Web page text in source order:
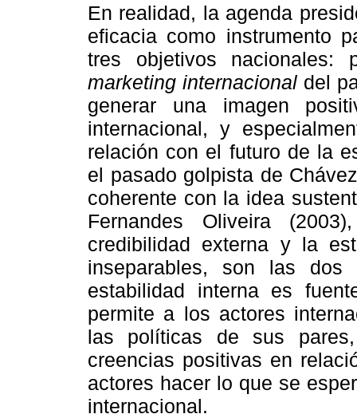
En realidad, la agenda
eficacia como instrumento
tres objetivos nacionales:
marketing internacionaldel
generar una imagen
internacional, y
relación con el futuro de la
el pasado golpista de
coherente con la idea
Fernandes Oliveira
credibilidad externa y la
inseparables, son las
estabilidad interna es
permite a los actores
las políticas de sus
creencias positivas en
actores hacer lo que se
internacional.